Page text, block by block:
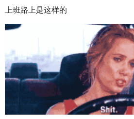
上班路上是这样的